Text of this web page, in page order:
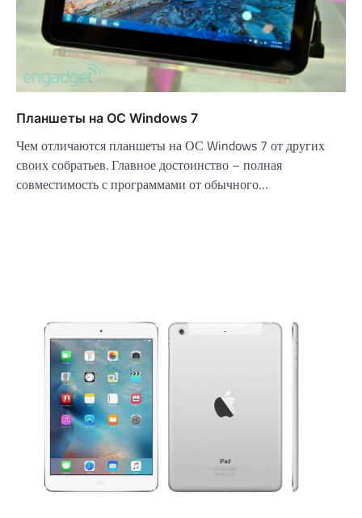
Планшеты на ОС Windows 7
Чем отличаются планшеты на ОС Windows 7 от других
своих собратьев. Главное достоинство – полная
совместимость с программами от обычного…